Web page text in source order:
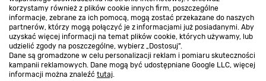
korzystamy również z plików cookie innych firm, poszczególne
informacje, zebrane za ich pomocą, mogą zostać przekazane do naszych
partnerów, którzy mogą połączyć je z informacjami już posiadanymi. Aby
uzyskać więcej informacji na temat plików cookie, których używamy, lub
udzielić zgody na poszczególne, wybierz „Dostosuj”.
Dane są gromadzone w celu personalizacji reklam i pomiaru skuteczności
kampanii reklamowych. Dane mogą być udostępniane Google LLC, więcej
informacji można znaleźć tutaj.
Dołącz do nas